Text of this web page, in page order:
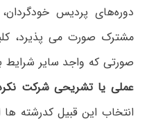
دوره‌های پردیس خودگردان،
مشترک صورت می پذیرد،
صورتی که واجد سایر شرایط
عملی یا تشریحی شرکت
انتخاب این قبیل کدرشته ها